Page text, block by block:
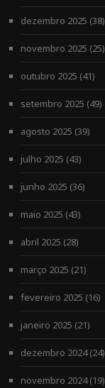
dezembro 2025 (38)
novembro 2025 (25)
outubro 2025 (41)
setembro 2025 (49)
agosto 2025 (39)
julho 2025 (43)
junho 2025 (36)
maio 2025 (43)
abril 2025 (28)
março 2025 (21)
fevereiro 2025 (16)
janeiro 2025 (21)
dezembro 2024(24)
novembro 2024(19)